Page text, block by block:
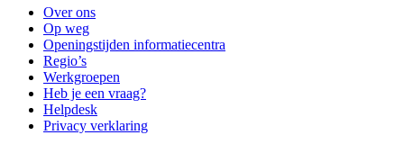
Over ons
Op weg
Openingstijden informatiecentra
Regio’s
Werkgroepen
Heb je een vraag?
Helpdesk
Privacy verklaring